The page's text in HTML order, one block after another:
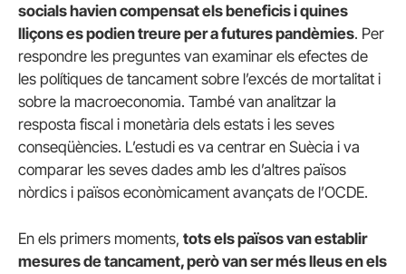
socials havien compensat els beneficis i quines
lliçons es podien treure per a futures pandèmies. Per
respondre les preguntes van examinar els efectes de
les polítiques de tancament sobre l’excés de mortalitat i
sobre la macroeconomia. També van analitzar la
resposta fiscal i monetària dels estats i les seves
conseqüències. L’estudi es va centrar en Suècia i va
comparar les seves dades amb les d’altres països
nòrdics i països econòmicament avançats de l’OCDE.
En els primers moments, tots els països van establir
mesures de tancament, però van ser més lleus en els